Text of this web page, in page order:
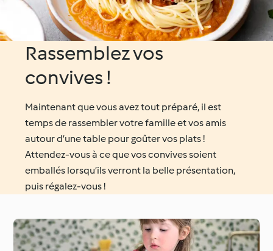
Rassemblez vos
convives !
Maintenant que vous avez tout préparé, il est
temps de rassembler votre famille et vos amis
autour d’une table pour goûter vos plats !
Attendez-vous à ce que vos convives soient
emballés lorsqu’ils verront la belle présentation,
puis régalez-vous !